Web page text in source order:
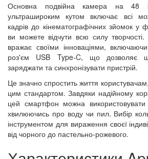
Основна подвійна камера на
ультрашироким кутом включає всі
кадрів до кінематографічних зйомок у
ви можете відчути всю силу
вражає своїми інноваціями,
роз'єм USB Type-C, що дозволяє
заряджати та синхронізувати пристрій.
Це значно спростить життя
цим стандартом. Завдяки надійному
цей смартфон можна
хвилюючись про воду чи пил. Вибір
інструментом для вираження своєї
від чорного до пастельно-рожевого.